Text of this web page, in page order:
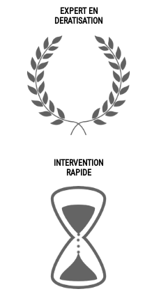
EXPERT EN
DERATISATION
INTERVENTION
RAPIDE